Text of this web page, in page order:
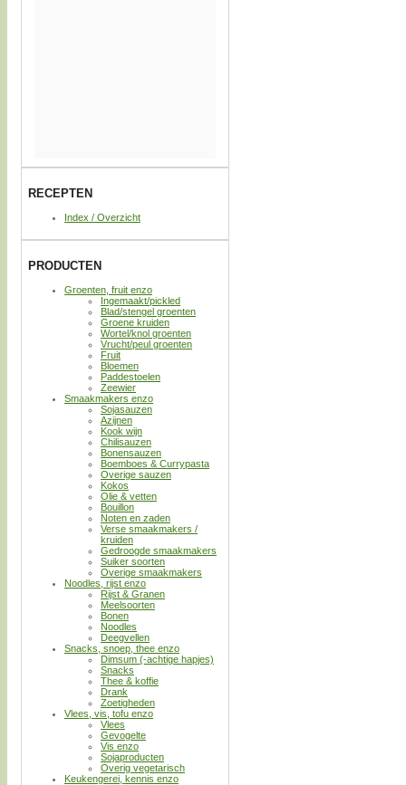
RECEPTEN
Index / Overzicht
PRODUCTEN
Groenten, fruit enzo
Ingemaakt/pickled
Blad/stengel groenten
Groene kruiden
Wortel/knol groenten
Vrucht/peul groenten
Fruit
Bloemen
Paddestoelen
Zeewier
Smaakmakers enzo
Sojasauzen
Azijnen
Kook wijn
Chilisauzen
Bonensauzen
Boemboes & Currypasta
Overige sauzen
Kokos
Olie & vetten
Bouillon
Noten en zaden
Verse smaakmakers /
kruiden
Gedroogde smaakmakers
Suiker soorten
Overige smaakmakers
Noodles, rijst enzo
Rijst & Granen
Meelsoorten
Bonen
Noodles
Deegvellen
Snacks, snoep, thee enzo
Dimsum (-achtige hapjes)
Snacks
Thee & koffie
Drank
Zoetigheden
Vlees, vis, tofu enzo
Vlees
Gevogelte
Vis enzo
Sojaproducten
Overig vegetarisch
Keukengerei, kennis enzo